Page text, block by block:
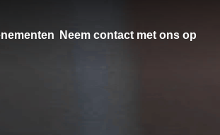
Neem contact met ons op